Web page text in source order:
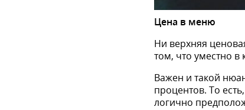
Цена в меню
Ни верхняя
том, что уместно в
Важен и такой
процентов. То
логично